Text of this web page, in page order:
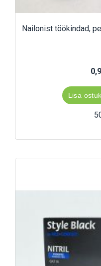
Nailonist töökindad,
Lisa